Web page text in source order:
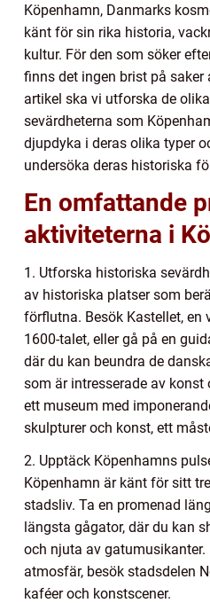
Köpenhamn, Danmarks
känt för sin rika historia,
kultur. För den som söker
finns det ingen brist på saker
artikel ska vi utforska de
sevärdheterna som
djupdyka i deras olika typer
undersöka deras historiska
En omfattande
aktiviteterna i
1. Utforska historiska
av historiska platser som
förflutna. Besök Kastellet,
1600-talet, eller gå på en
där du kan beundra de
som är intresserade av konst
ett museum med
skulpturer och konst, ett
2. Upptäck Köpenhamns
Köpenhamn är känt för sitt
stadsliv. Ta en promenad
längsta gågator, där du kan
och njuta av gatumusikanter.
atmosfär, besök stadsdelen
kaféer och konstscener.